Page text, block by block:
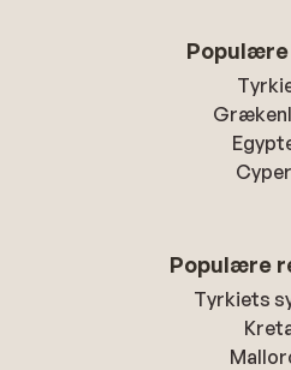
Populære
Tyrkiets